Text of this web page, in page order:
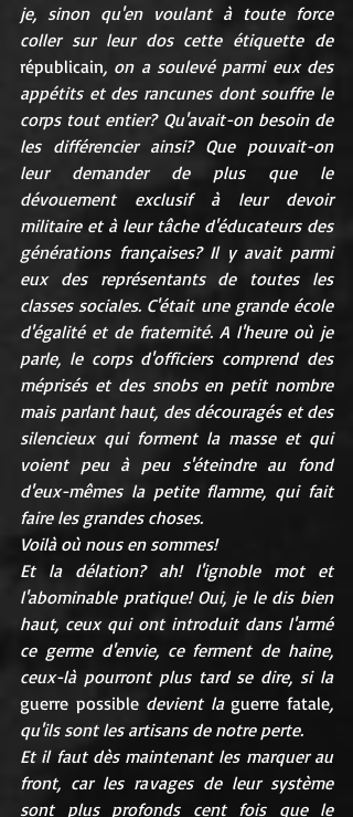
je, sinon qu'en voulant à toute force
coller sur leur dos cette étiquette de
républicain, on a soulevé parmi eux des
appétits et des rancunes dont souffre le
corps tout entier? Qu'avait-on besoin de
les différencier ainsi? Que pouvait-on
leur demander de plus que le
dévouement exclusif à leur devoir
militaire et à leur tâche d'éducateurs des
générations françaises? Il y avait parmi
eux des représentants de toutes les
classes sociales. C'était une grande école
d'égalité et de fraternité. A l'heure où je
parle, le corps d'officiers comprend des
méprisés et des snobs en petit nombre
mais parlant haut, des découragés et des
silencieux qui forment la masse et qui
voient peu à peu s'éteindre au fond
d'eux-mêmes la petite flamme, qui fait
faire les grandes choses.
Voilà où nous en sommes!
Et la délation? ah! l'ignoble mot et
l'abominable pratique! Oui, je le dis bien
haut, ceux qui ont introduit dans l'armé
ce germe d'envie, ce ferment de haine,
ceux-là pourront plus tard se dire, si la
guerre possible devient la guerre fatale,
qu'ils sont les artisans de notre perte.
Et il faut dès maintenant les marquer au
front, car les ravages de leur système
sont plus profonds cent fois que le